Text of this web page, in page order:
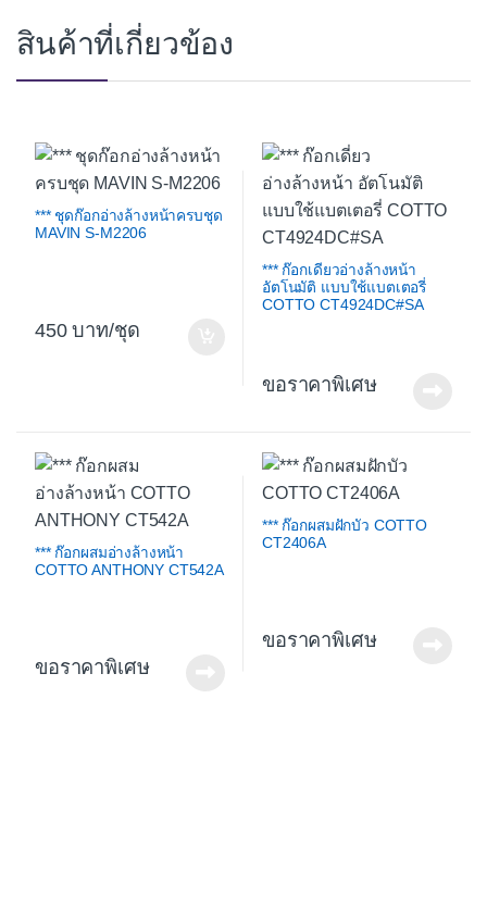
สินค้าที่เกี่ยวข้อง
*** ชุดก๊อกอ่างล้างหน้าครบชุด
MAVIN S-M2206
450 /ชุด
*** ก๊อกเดี่ยวอ่างล้างหน้า
อัตโนมัติ แบบใช้แบตเตอรี่
COTTO CT4924DC#SA
ขอราคาพิเศษ
*** ก๊อกผสมอ่างล้างหน้า
COTTO ANTHONY CT542A
ขอราคาพิเศษ
*** ก๊อกผสมฝักบัว COTTO
CT2406A
ขอราคาพิเศษ